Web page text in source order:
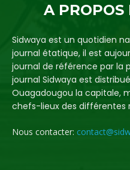
A PROPOS
Sidwaya est un quotidien
journal étatique, il est
journal de référence par la
journal Sidwaya est
Ouagadougou la capitale,
chefs-lieux des différentes
Nous contacter: